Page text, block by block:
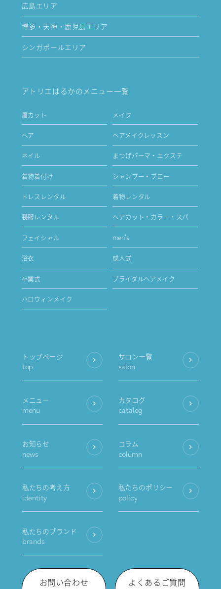
広島エリア
博多・天神・鹿児島エリア
シンガポールエリア
アトリエはるかのメニュー一覧
眉カット メイク
ヘア ヘアメイクレッスン
ネイル まつげパーマ・エクステ
着物着付け シャンプー・ブロー
ドレスレンタル 着物レンタル
喪服レンタル ヘアカット・カラー・スパ
フェイシャル men's
浴衣 成人式
卒業式 ブライダルヘアメイク
ハロウィンメイク
トップページ
top
サロン一覧
salon
メニュー
menu
カタログ
catalog
お知らせ
news
コラム
column
私たちの考え方
identity
私たちのポリシー
policy
私たちのブランド
brands
お問い合わせ よくあるご質問